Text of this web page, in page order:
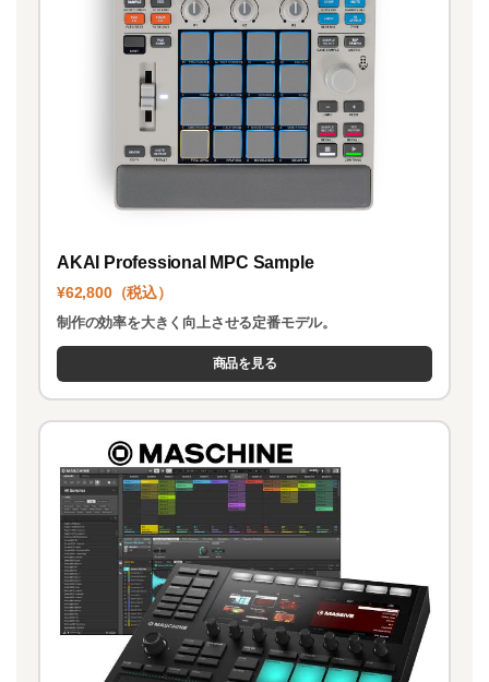
AKAI Professional MPC Sample
¥62,800（税込）
制作の効率を大きく向上させる定番モデル。
商品を見る